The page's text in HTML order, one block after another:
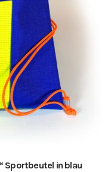
Sportbeutel in blau